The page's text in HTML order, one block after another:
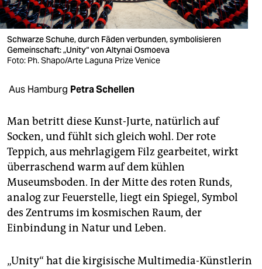
verlag
veranstaltungen
shop
fragen & hilfe
abo
genossenschaft
epaper login
Schwarze Schuhe, durch Fäden verbunden, symbolisieren
Gemeinschaft: „Unity“ von Altynai Osmoeva
Foto: Ph. Shapo/Arte Laguna Prize Venice
Aus Hamburg Petra Schellen
Man betritt diese Kunst-Jurte, natürlich auf
Socken, und fühlt sich gleich wohl. Der rote
Teppich, aus mehrlagigem Filz gearbeitet, wirkt
überraschend warm auf dem kühlen
Museumsboden. In der Mitte des roten Runds,
analog zur Feuerstelle, liegt ein Spiegel, Symbol
des Zentrums im kosmischen Raum, der
Einbindung in Natur und Leben.
„Unity“ hat die kirgisische Multimedia-Künstlerin